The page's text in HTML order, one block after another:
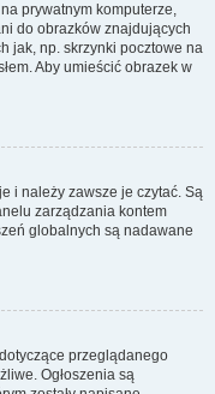
prywatnym komputerze,
do obrazków znajdujących
jak, np. skrzynki pocztowe na
Aby umieścić obrazek w
i należy zawsze je czytać. Są
zarządzania kontem
globalnych są nadawane
przeglądanego
Ogłoszenia są